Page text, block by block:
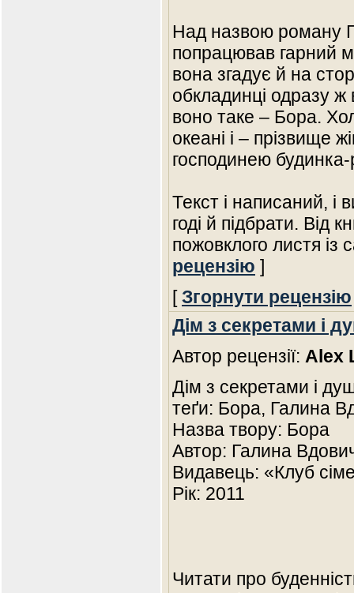
Над назвою роману
попрацював гарний
вона згадує й на
обкладинці одразу
воно таке – Бора.
океані і – прізвище
господинею
Текст і написаний, і
годі й підбрати. Від
пожовклого листя із
рецензію ]
[Згорнути рецензію
Дім з секретами і
Автор рецензії: Alex
Дім з секретами і
теґи: Бора, Галина
Назва твору: Бора
Автор: Галина
Видавець: «Клуб
Рік: 2011
Читати про